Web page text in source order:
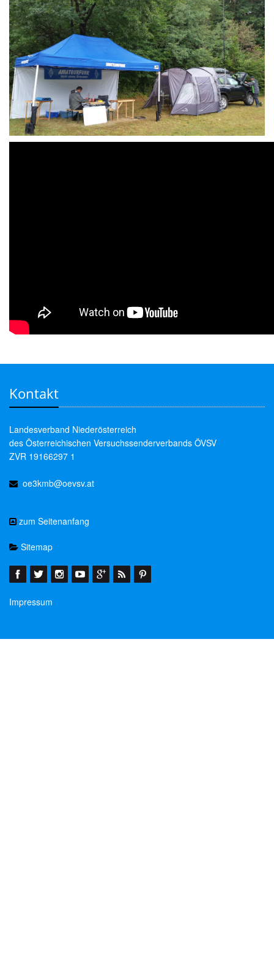
Kontakt
Landesverband Niederösterreich
des Österreichischen Versuchssenderverbands ÖVSV
ZVR 19166297 1
oe3kmb@oevsv.at
zum Seitenanfang
Sitemap
Impressum